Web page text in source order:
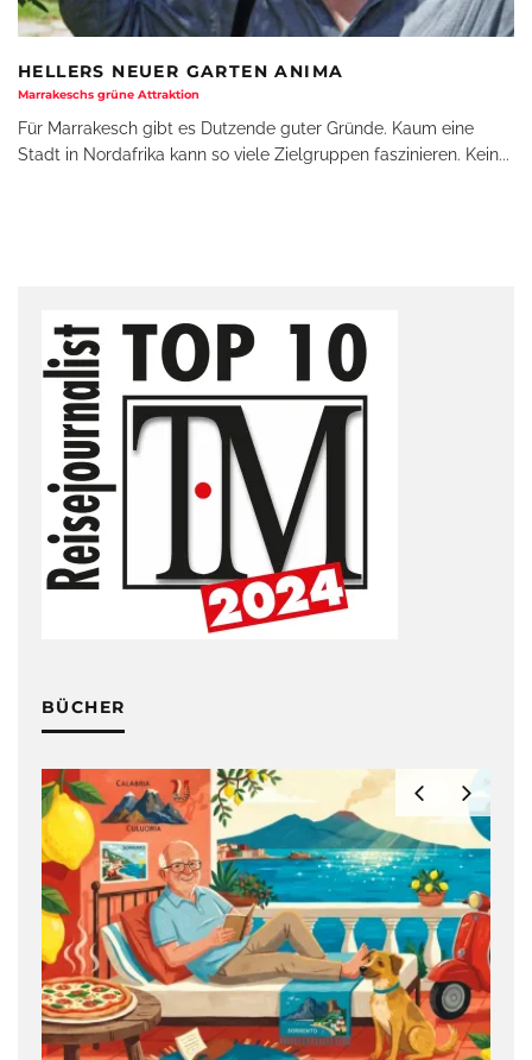
HELLERS NEUER GARTEN ANIMA
Marrakeschs grüne Attraktion
Für Marrakesch gibt es Dutzende guter Gründe. Kaum eine
Stadt in Nordafrika kann so viele Zielgruppen faszinieren. Kein...
BÜCHER